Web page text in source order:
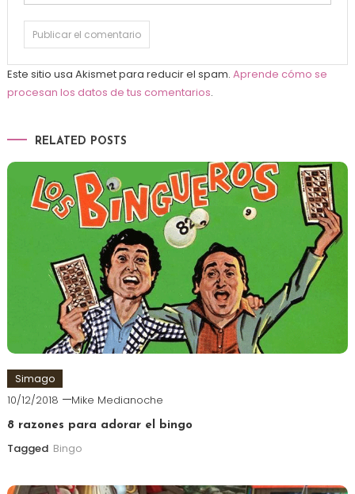
Este sitio usa Akismet para reducir el spam. Aprende cómo se
procesan los datos de tus comentarios.
RELATED POSTS
Simago
10/12/2018 Mike Medianoche
8 razones para adorar el bingo
Tagged Bingo